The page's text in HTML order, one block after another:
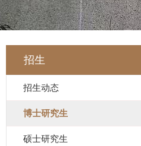
招生
招生动态
博士研究生
硕士研究生